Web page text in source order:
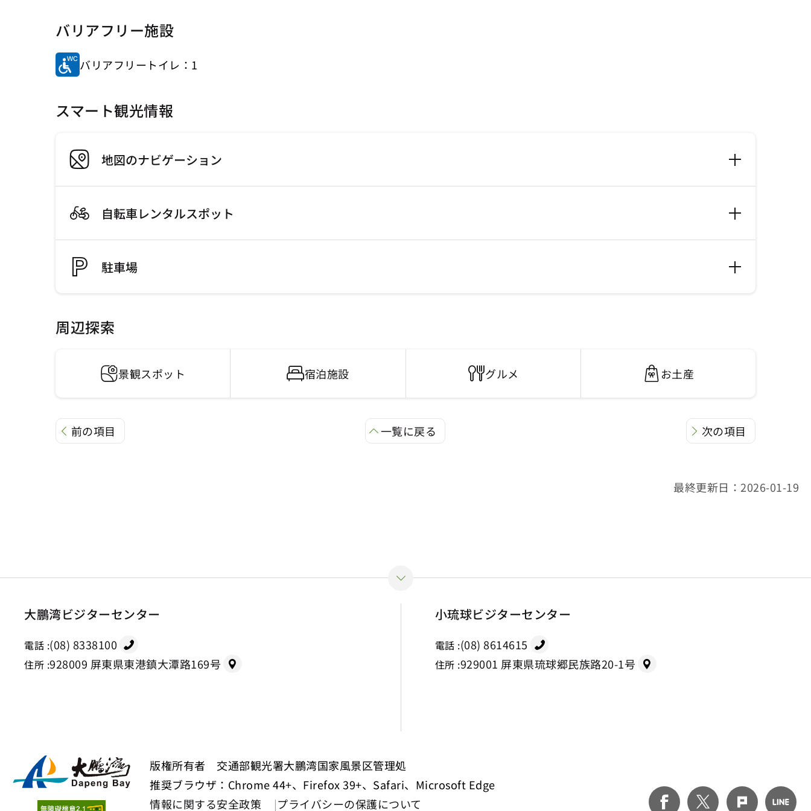
バリアフリー施設
バリアフリートイレ：1
スマート観光情報
地図のナビゲーション
自転車レンタルスポット
駐車場
周辺探索
景観スポット 宿泊施設 グルメ お土産
前の項目 一覧に戻る 次の項目
最終更新日：2026-01-19
大鵬湾ビジターセンター
電話 :(08) 8338100
住所 :928009 屏東県東港鎮大潭路169号
小琉球ビジターセンター
電話 :(08) 8614615
住所 :929001 屏東県琉球郷民族路20-1号
版権所有者 交通部観光署大鵬湾国家風景区管理処
推奨ブラウザ：Chrome 44+、Firefox 39+、Safari、Microsoft Edge
情報に関する安全政策
プライバシーの保護について